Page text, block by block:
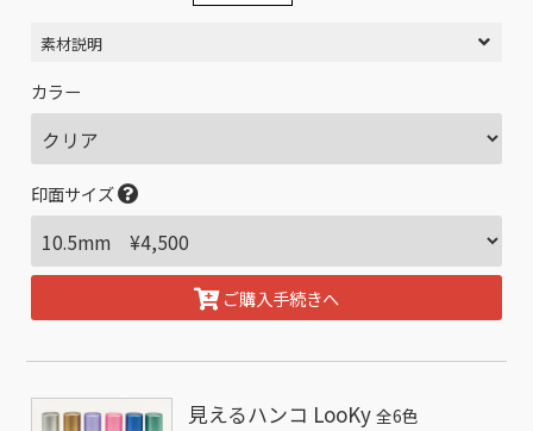
素材説明
カラー
印面サイズ
ご購入手続きへ
見えるハンコ LooKy全6色